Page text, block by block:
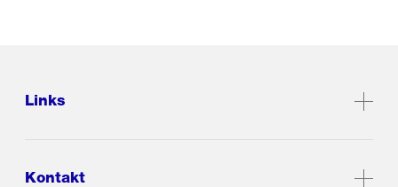
Links
Kontakt